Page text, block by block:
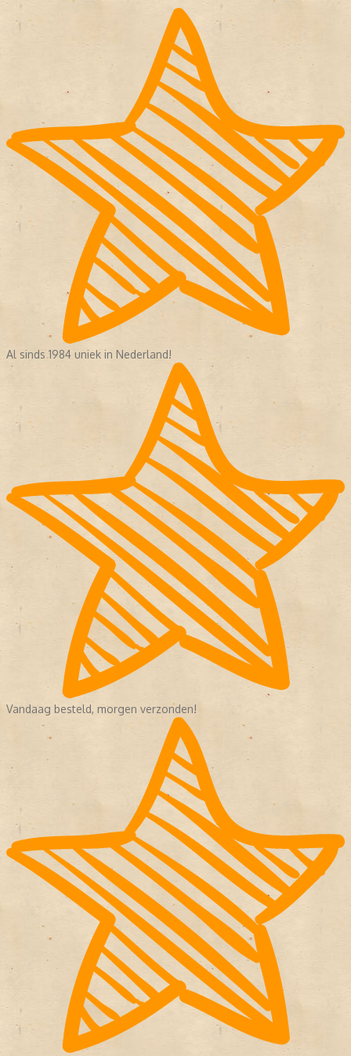
Al sinds 1984 uniek in Nederland!
Vandaag besteld, morgen verzonden!